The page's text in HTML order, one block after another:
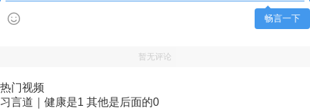
畅言一下
暂无评论
热门视频
习言道｜健康是1 其他是后面的0